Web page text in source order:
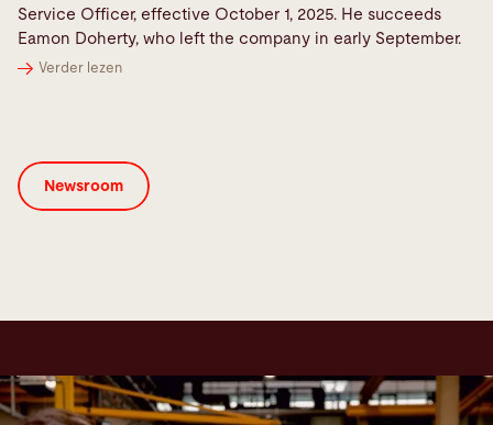
Service Officer, effective October 1, 2025. He succeeds
Eamon Doherty, who left the company in early September.
Verder lezen
Newsroom